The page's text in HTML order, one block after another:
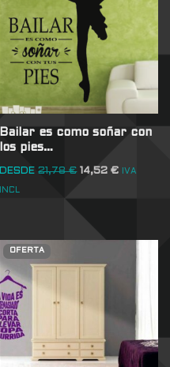
Bailar es como soñar con
los pies…
DESDE 21,78€ 14,52€ IVA
INCL
OFERTA